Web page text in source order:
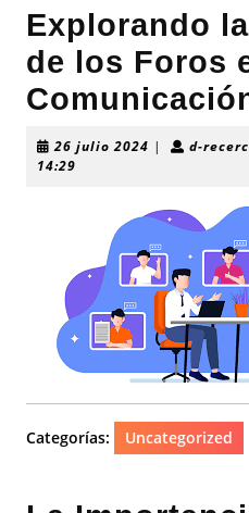
Explorando
de los Foros
26 julio 2024 26| d-
14:29
Categorías: Uncategorized